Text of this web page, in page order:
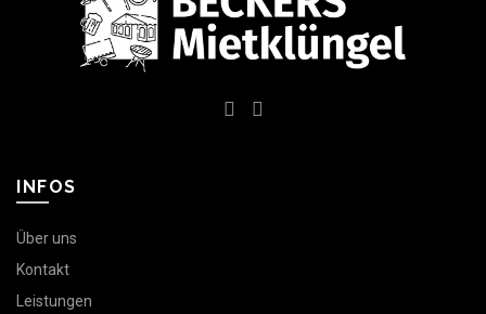
INFOS
Über uns
Kontakt
Leistungen